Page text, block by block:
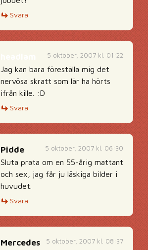
Svara
5 oktober, 2007 kl. 01:22
Jag kan bara föreställa mig det
nervösa skratt som lär ha hörts
ifrån kille. :D
Svara
5 oktober, 2007 kl. 06:30
Pidde
Sluta prata om en 55-årig mattant
och sex, jag får ju läskiga bilder i
huvudet.
Svara
5 oktober, 2007 kl. 08:37
Mercedes